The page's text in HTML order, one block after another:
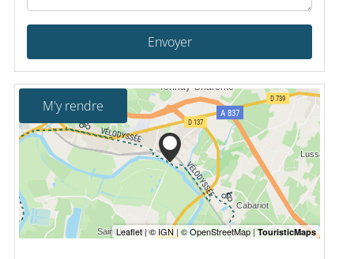
Envoyer
M'y rendre